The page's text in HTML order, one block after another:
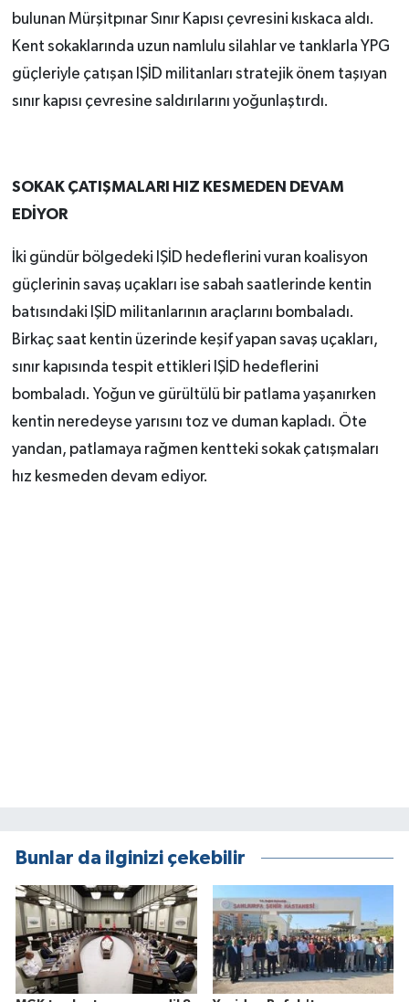
bulunan Mürşitpınar Sınır Kapısı çevresini kıskaca aldı.
Kent sokaklarında uzun namlulu silahlar ve tanklarla YPG
güçleriyle çatışan IŞİD militanları stratejik önem taşıyan
sınır kapısı çevresine saldırılarını yoğunlaştırdı.
SOKAK ÇATIŞMALARI HIZ KESMEDEN DEVAM
EDİYOR
İki gündür bölgedeki IŞİD hedeflerini vuran koalisyon
güçlerinin savaş uçakları ise sabah saatlerinde kentin
batısındaki IŞİD militanlarının araçlarını bombaladı.
Birkaç saat kentin üzerinde keşif yapan savaş uçakları,
sınır kapısında tespit ettikleri IŞİD hedeflerini
bombaladı. Yoğun ve gürültülü bir patlama yaşanırken
kentin neredeyse yarısını toz ve duman kapladı. Öte
yandan, patlamaya rağmen kentteki sokak çatışmaları
hız kesmeden devam ediyor.
Bunlar da ilginizi çekebilir